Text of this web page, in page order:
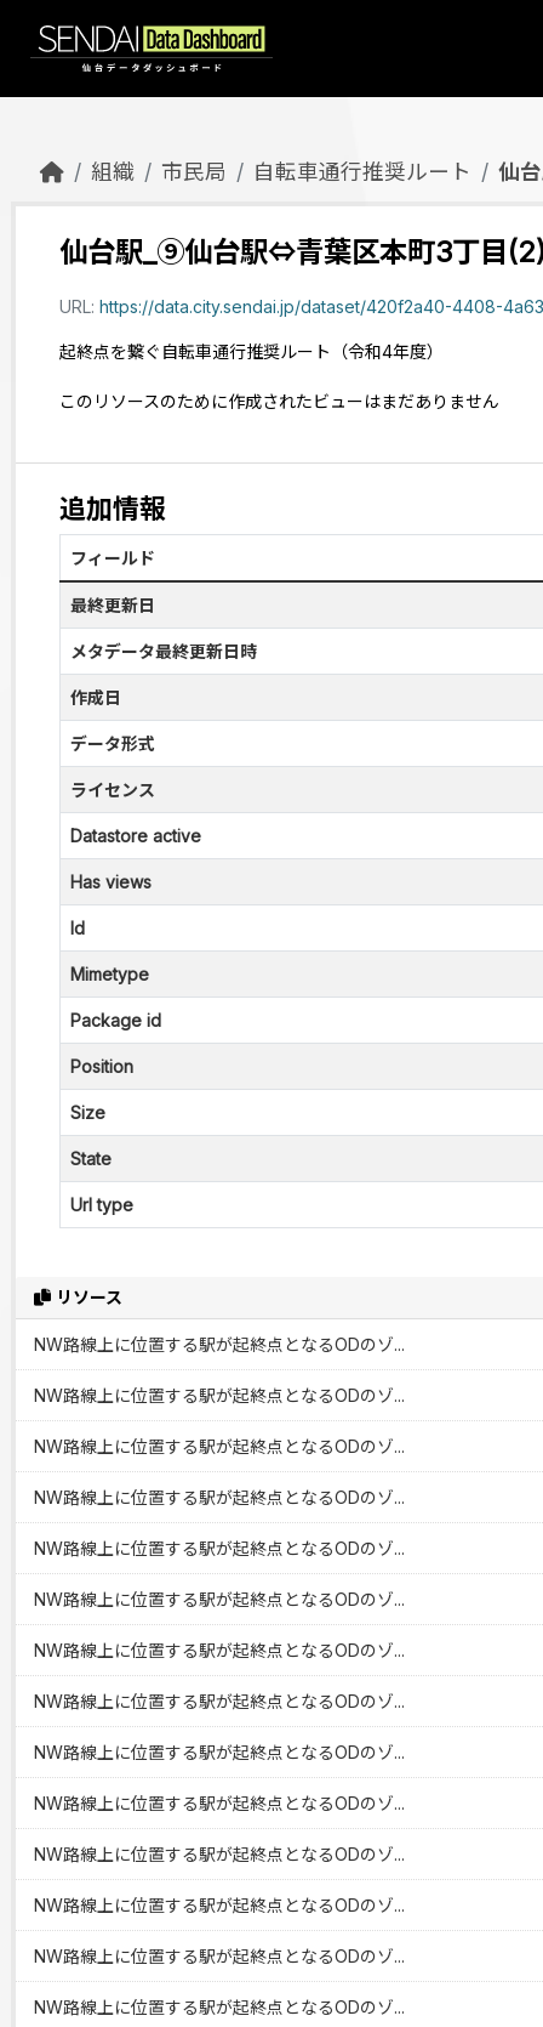
組織 市民局 自転車通行推奨ルート 仙
仙台駅_⑨仙台駅⇔青葉区本町3丁目
URL: https://data.city.sendai.jp/dataset/420f2a40-4408-4a63-
起終点を繋ぐ自転車通行推奨ルート（令和4年度）
このリソースのために作成されたビューはまだありません
リソース
NW路線上に位置する駅が起終点となるODのゾ...
NW路線上に位置する駅が起終点となるODのゾ...
NW路線上に位置する駅が起終点となるODのゾ...
NW路線上に位置する駅が起終点となるODのゾ...
NW路線上に位置する駅が起終点となるODのゾ...
NW路線上に位置する駅が起終点となるODのゾ...
NW路線上に位置する駅が起終点となるODのゾ...
NW路線上に位置する駅が起終点となるODのゾ...
NW路線上に位置する駅が起終点となるODのゾ...
NW路線上に位置する駅が起終点となるODのゾ...
NW路線上に位置する駅が起終点となるODのゾ...
NW路線上に位置する駅が起終点となるODのゾ...
NW路線上に位置する駅が起終点となるODのゾ...
NW路線上に位置する駅が起終点となるODのゾ...
追加情報
フィールド
最終更新日
メタデータ最終更新日時
作成日
データ形式
ライセンス
Datastore active
Has views
Id
Mimetype
Package id
Position
Size
State
Url type